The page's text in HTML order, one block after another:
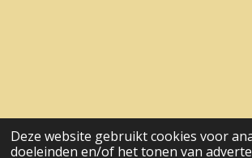
Deze website gebruikt cookies voor
doeleinden en/of het tonen van